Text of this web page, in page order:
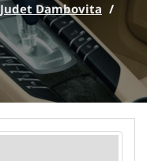
Judet Dambovita /